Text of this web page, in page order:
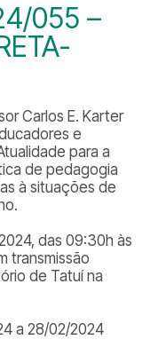
055 –
Carlos E. Karter
e
para a
de pedagogia
à situações de
das 09:30h às
transmissão
de Tatuí na
a 28/02/2024